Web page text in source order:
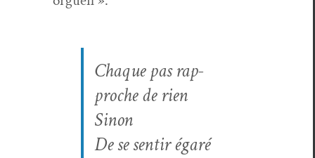
Chaque pas rap­
proche de rien
Sinon
De se sen­tir égaré